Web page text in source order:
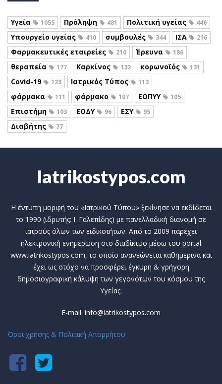
Υγεία 1055 Πρόληψη 481 Πολιτική υγείας 446
Υπουργείο υγείας 410 συμβουλές 344 ΙΣΑ 216
Φαρμακευτικές εταιρείες 210 Έρευνα 186
θεραπεία 177 Καρκίνος 132 κορωνοϊός 131
Covid-19 123 Ιατρικός Τύπος 113
φάρμακα 111 φάρμακο 107 ΕΟΠΥΥ 105
Επιστήμη 103 ΕΟΔΥ 96 ΕΣΥ 95
Διαβήτης 77
Iatrikostypos.com
Η έντυπη μορφή του «Ιατρικού Τύπου» ξεκίνησε να εκδίδεται
το 1990 (ιδρυτής: Ι. Γαλεπίδης) με πανελλαδική διανομή σε
ιατρούς όλων των ειδικοτήτων. Από το 2009 παρέχει
ηλεκτρονική ενημέρωση στο διαδίκτυο μέσω του portal
www.iatrikostypos.com, το οποίο ανανεώνεται καθημερινά και
έχει ως στόχο να προσφέρει έγκυρη & γρήγορη
δημοσιογραφική κάλυψη των γεγονότων του κόσμου της
Υγείας.
E-mail: info@iatrikostypos.com
Όροι χρήσης & Πολιτική Απορρήτου